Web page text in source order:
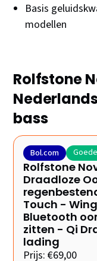
Basis
modellen
Rolfstone
bass
Bol.com
Rolfstone
Draadloze
Touch -
Bluetooth
zitten - Qi
lading
Prijs: €69,00